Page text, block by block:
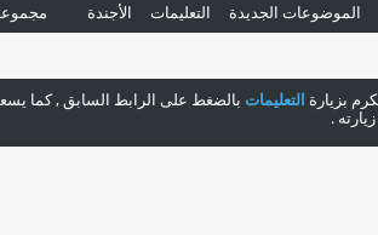
الموضوعات الجديدة التعليمات الأجندة
بزيارة التعليمات بالضغط على الرابط السابق , كما
.